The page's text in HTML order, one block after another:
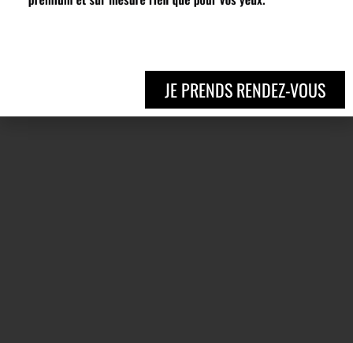
JE PRENDS RENDEZ-VOUS